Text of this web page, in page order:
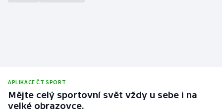
APLIKACE ČT SPORT
Mějte celý sportovní svět vždy u sebe i na
velké obrazovce.